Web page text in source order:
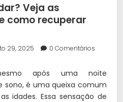
Veja as
como recuperar
29, 2025
0 Comentários
após uma noite
sono, é uma queixa comum
idades. Essa sensação de